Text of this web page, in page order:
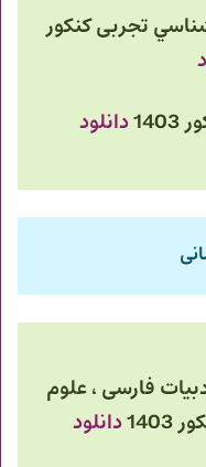
تجربی کنکور
دانلود
فارسی ، علوم
1403
دانلود